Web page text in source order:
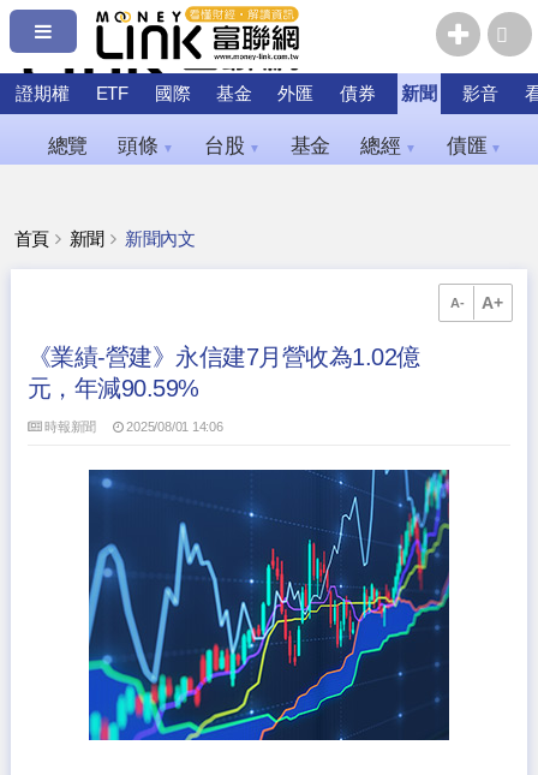
證期權 ETF 國際 基金 外匯 債券 新聞 影音
總覽 頭條 ▼ 台股 ▼ 基金 總經 ▼ 債匯 ▼
首頁 新聞 新聞內文
A- A+
《業績-營建》永信建7月營收為1.02億
元，年減90.59%
時報新聞 2025/08/01 14:06